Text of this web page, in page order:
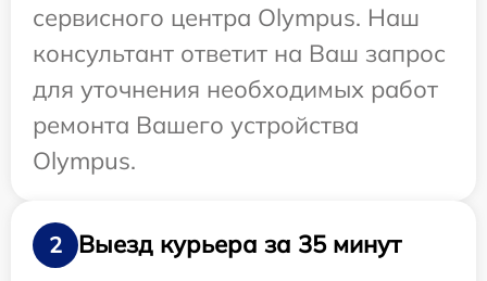
сервисного центра Olympus. Наш
консультант ответит на Ваш запрос
для уточнения необходимых работ
ремонта Вашего устройства
Olympus.
2
Выезд курьера за 35 минут